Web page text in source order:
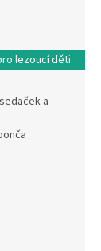
lezoucí děti
a